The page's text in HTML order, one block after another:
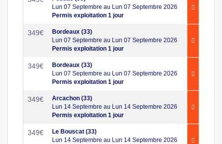
Lun 07 Septembre au Lun 07 Septembre 2026
Permis exploitation 1 jour
349€
Bordeaux (33)
Lun 07 Septembre au Lun 07 Septembre 2026
Permis exploitation 1 jour
349€
Bordeaux (33)
Lun 07 Septembre au Lun 07 Septembre 2026
Permis exploitation 1 jour
349€
Arcachon (33)
Lun 14 Septembre au Lun 14 Septembre 2026
Permis exploitation 1 jour
349€
Le Bouscat (33)
Lun 14 Septembre au Lun 14 Septembre 2026